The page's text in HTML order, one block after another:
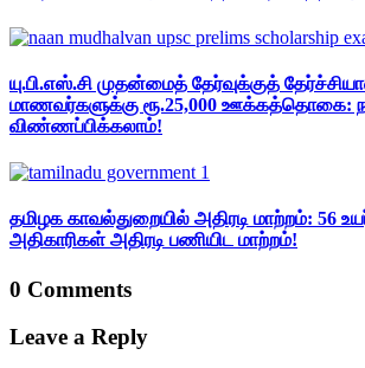
யு.பி.எஸ்.சி முதன்மைத் தேர்வுக்குத்
மாணவர்களுக்கு ரூ.25,000 ஊக்கத்தொகை:
விண்ணப்பிக்கலாம்!
தமிழக காவல்துறையில் அதிரடி மாற்றம்: 56
அதிகாரிகள் அதிரடி பணியிட மாற்றம்!
0 Comments
Leave a Reply